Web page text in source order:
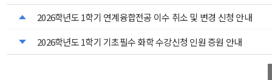
2026학년도 1학기 연계융합전공 이수 취소 및 변경 신청 안내
2026학년도 1학기 기초필수 화학 수강신청 인원 증원 안내